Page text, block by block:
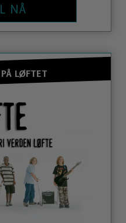
NÅ
PÅ LØFTET